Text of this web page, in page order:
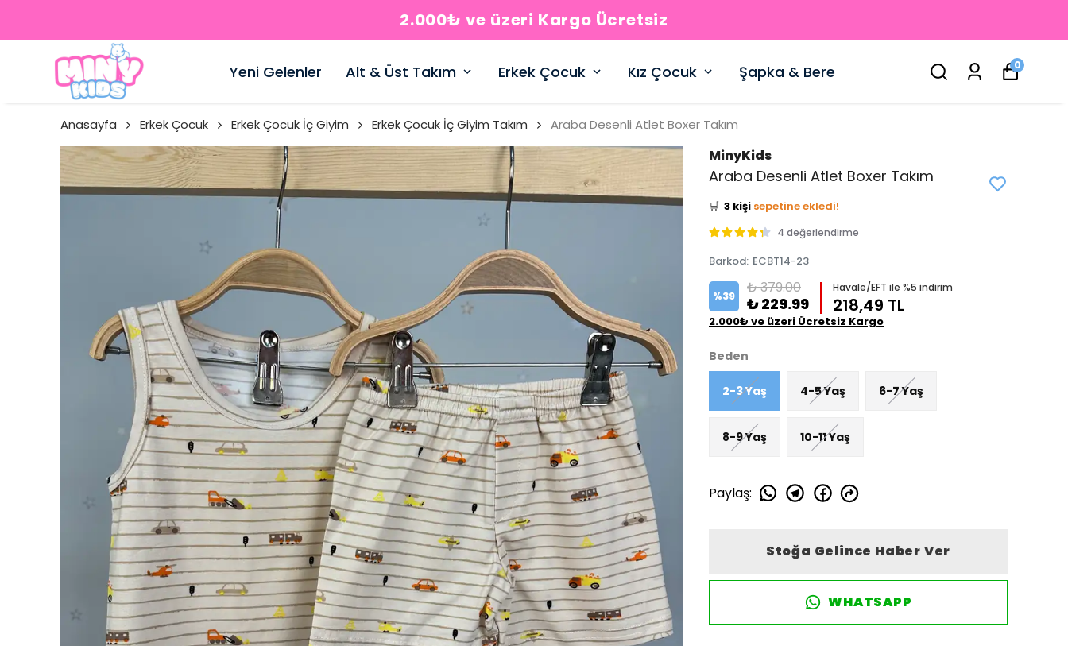
2.000₺ ve üzeri Kargo Ücretsiz
Yeni Gelenler Alt & Üst Takım Erkek Çocuk Kız Çocuk Şapka & Bere 0
Anasayfa Erkek Çocuk Erkek Çocuk İç Giyim Erkek Çocuk İç Giyim Takım Araba Desenli Atlet Boxer Takım
MinyKids
Araba Desenli Atlet Boxer Takım
👀 Şu an 2 kişi
inceliyor!
🛒 3 kişi sepetine ekledi!
✅
Bugün 2 adet4 değerlendirme
Barkod: ECBT14-23
%39 ₺ 379.00
₺ 229.99
Havale/EFT ile %5 indirim
218,49 TL
2.000₺ ve üzeri Ücretsiz Kargo
Beden
2-3 Yaş 4-5 Yaş 6-7 Yaş
8-9 Yaş 10-11 Yaş
Paylaş:
Stoğa Gelince Haber Ver
WHATSAPP